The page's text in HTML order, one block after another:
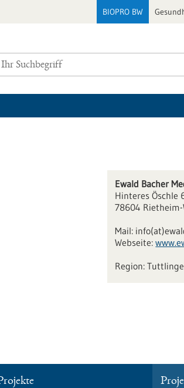
BIOPRO BW
Ewald Bacher
Hinteres Öschle
78604
Mail:
Webseite: